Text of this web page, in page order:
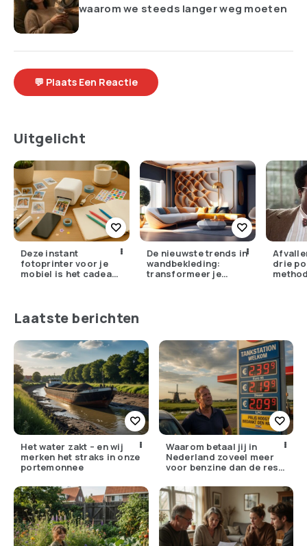
waarom we steeds langer weg moeten
💬 Plaats Een Reactie
Uitgelicht
Deze instant
fotoprinter voor je
mobiel is het cadeau
De nieuwste trends in
wandbekleding:
transformeer je
drie
Laatste berichten
Het water zakt – en wij
merken het straks in onze
portemonnee
Waarom betaal jij in
Nederland zoveel meer
voor benzine dan de rest